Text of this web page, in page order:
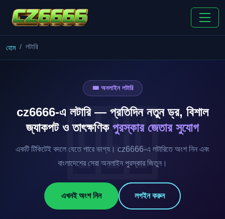
হোম লটারি
🎟️ অনলাইন লটারি
cz6666-এ লটারি — প্রতিদিন নতুন ড্র, বিশাল
জ্যাকপট ও তাৎক্ষণিক পুরস্কার জেতার সুযোগ
একটি টিকিটেই বদলে যেতে পারে ভাগ্য। cz6666-এ লটারিতে অংশ নিন এবং
বাংলাদেশের সেরা অনলাইন পুরস্কার জিতুন।
এখনই অংশ নিন লগইন করুন